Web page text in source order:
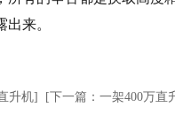
来。
升机] [下一篇：一架400万直